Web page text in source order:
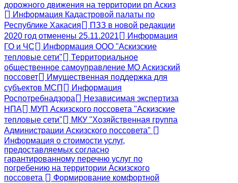
дорожного движения на территории рп Аскиз
Информация Кадастровой палаты по
Республике Хакасия
ПЗЗ в новой редакции
2020 год отменены 25.11.2021
Информация
ГО и ЧС
Информация ООО "Аскизские
тепловые сети"
Территориальное
общественное самоуправление МО Аскизский
поссовет
Имущественная поддержка для
субъектов МСП
Информация
Роспотребнадзора
Независимая экспертиза
НПА
МУП Аскизского поссовета "Аскизские
тепловые сети"
МКУ "Хозяйственная группа
Администрации Аскизского поссовета"
Информация о стоимости услуг,
предоставляемых согласно
гарантированному перечню услуг по
погребению на территории Аскизского
поссовета
Формирование комфортной